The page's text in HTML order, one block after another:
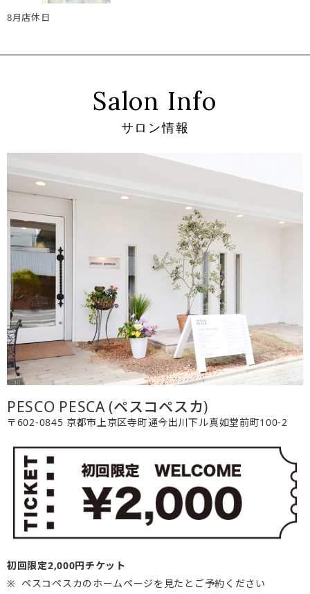
8月店休日
Salon Info
サロン情報
PESCO PESCA (ペスコペスカ)
〒602-0845 京都市上京区寺町通今出川下ル真如堂前町100-2
初回限定2,000円チケット
ペスコペスカのホームページを見たとご予約ください